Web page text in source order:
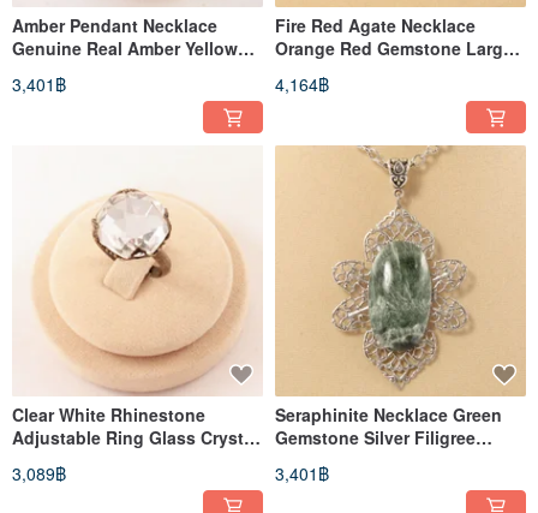
Amber Pendant Necklace
Genuine Real Amber Yellow
Jewelry
3,401฿
Fire Red Agate Necklace
Orange Red Gemstone Large
Jewelry
4,164฿
Clear White Rhinestone
Adjustable Ring Glass Crystal
3,089฿
Seraphinite Necklace Green
Gemstone Silver Filigree
3,401฿